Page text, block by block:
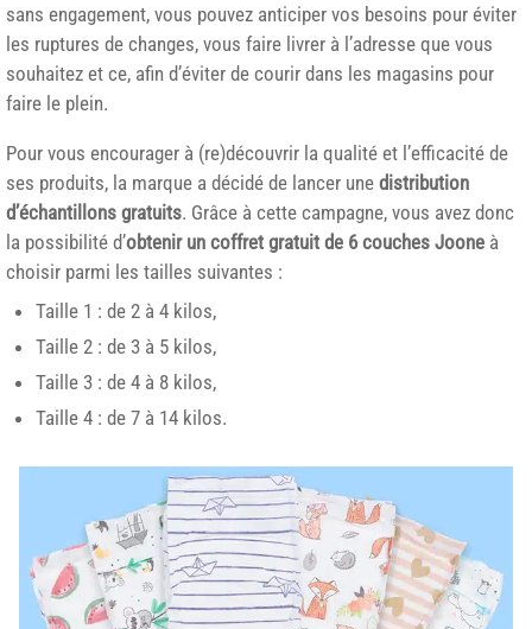
sans engagement, vous pouvez anticiper vos besoins pour éviter
les ruptures de changes, vous faire livrer à l’adresse que vous
souhaitez et ce, afin d’éviter de courir dans les magasins pour
faire le plein.
Pour vous encourager à (re)découvrir la qualité et l’efficacité de
ses produits, la marque a décidé de lancer une distribution
d’échantillons gratuits. Grâce à cette campagne, vous avez donc
la possibilité d’obtenir un coffret gratuit de 6 couches Joone à
choisir parmi les tailles suivantes :
Taille 1 : de 2 à 4 kilos,
Taille 2 : de 3 à 5 kilos,
Taille 3 : de 4 à 8 kilos,
Taille 4 : de 7 à 14 kilos.